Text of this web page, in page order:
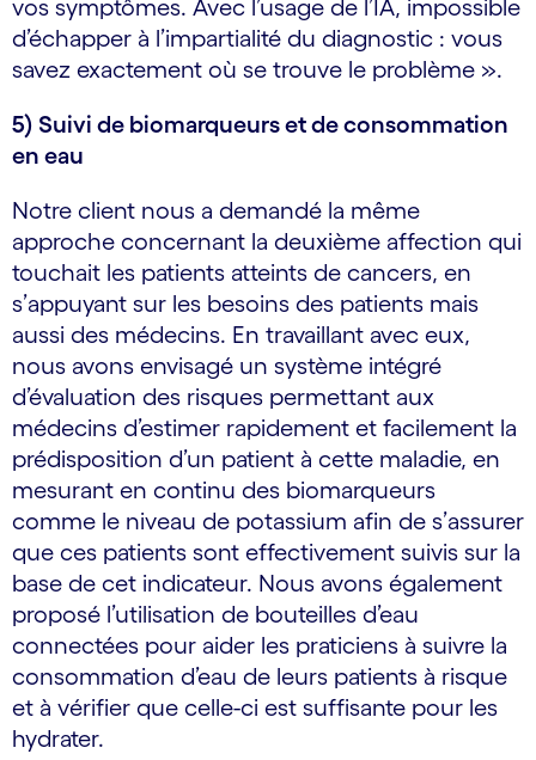
vos symptômes. Avec l’usage de l’IA, impossible
d’échapper à l’impartialité du diagnostic : vous
savez exactement où se trouve le problème ».
5) Suivi de biomarqueurs et de consommation
en eau
Notre client nous a demandé la même
approche concernant la deuxième affection qui
touchait les patients atteints de cancers, en
s’appuyant sur les besoins des patients mais
aussi des médecins. En travaillant avec eux,
nous avons envisagé un système intégré
d’évaluation des risques permettant aux
médecins d’estimer rapidement et facilement la
prédisposition d’un patient à cette maladie, en
mesurant en continu des biomarqueurs
comme le niveau de potassium afin de s’assurer
que ces patients sont effectivement suivis sur la
base de cet indicateur. Nous avons également
proposé l’utilisation de bouteilles d’eau
connectées pour aider les praticiens à suivre la
consommation d’eau de leurs patients à risque
et à vérifier que celle-ci est suffisante pour les
hydrater.